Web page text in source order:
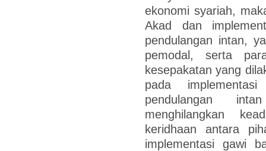
ekonomi syariah,
Akad dan
pendulangan intan,
pemodal, serta
kesepakatan yang
pada
pendulangan
menghilangkan
keridhaan antara
implementasi gawi